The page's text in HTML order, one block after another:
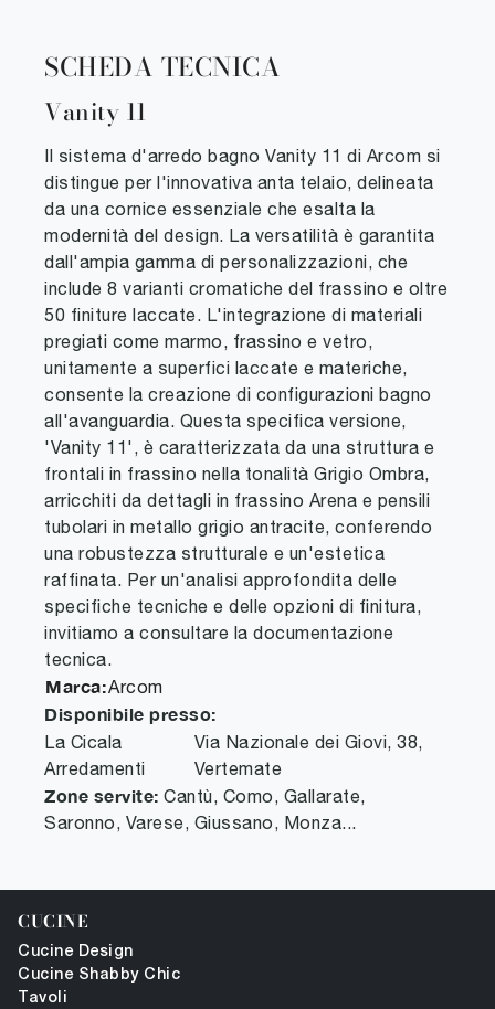
SCHEDA TECNICA
Vanity 11
Il sistema d'arredo bagno Vanity 11 di Arcom si
distingue per l'innovativa anta telaio, delineata
da una cornice essenziale che esalta la
modernità del design. La versatilità è garantita
dall'ampia gamma di personalizzazioni, che
include 8 varianti cromatiche del frassino e oltre
50 finiture laccate. L'integrazione di materiali
pregiati come marmo, frassino e vetro,
unitamente a superfici laccate e materiche,
consente la creazione di configurazioni bagno
all'avanguardia. Questa specifica versione,
'Vanity 11', è caratterizzata da una struttura e
frontali in frassino nella tonalità Grigio Ombra,
arricchiti da dettagli in frassino Arena e pensili
tubolari in metallo grigio antracite, conferendo
una robustezza strutturale e un'estetica
raffinata. Per un'analisi approfondita delle
specifiche tecniche e delle opzioni di finitura,
invitiamo a consultare la documentazione
tecnica.
Marca:Arcom
Disponibile presso:
La Cicala
Arredamenti
Via Nazionale dei Giovi, 38,
Vertemate
Zone servite: Cantù, Como, Gallarate,
Saronno, Varese, Giussano, Monza...
CUCINE
Cucine Design
Cucine Shabby Chic
Tavoli